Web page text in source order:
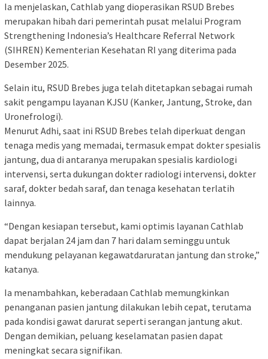
Ia menjelaskan, Cathlab yang dioperasikan RSUD Brebes
merupakan hibah dari pemerintah pusat melalui Program
Strengthening Indonesia’s Healthcare Referral Network
(SIHREN) Kementerian Kesehatan RI yang diterima pada
Desember 2025.
Selain itu, RSUD Brebes juga telah ditetapkan sebagai rumah
sakit pengampu layanan KJSU (Kanker, Jantung, Stroke, dan
Uronefrologi).
Menurut Adhi, saat ini RSUD Brebes telah diperkuat dengan
tenaga medis yang memadai, termasuk empat dokter spesialis
jantung, dua di antaranya merupakan spesialis kardiologi
intervensi, serta dukungan dokter radiologi intervensi, dokter
saraf, dokter bedah saraf, dan tenaga kesehatan terlatih
lainnya.
“Dengan kesiapan tersebut, kami optimis layanan Cathlab
dapat berjalan 24 jam dan 7 hari dalam seminggu untuk
mendukung pelayanan kegawatdaruratan jantung dan stroke,”
katanya.
Ia menambahkan, keberadaan Cathlab memungkinkan
penanganan pasien jantung dilakukan lebih cepat, terutama
pada kondisi gawat darurat seperti serangan jantung akut.
Dengan demikian, peluang keselamatan pasien dapat
meningkat secara signifikan.